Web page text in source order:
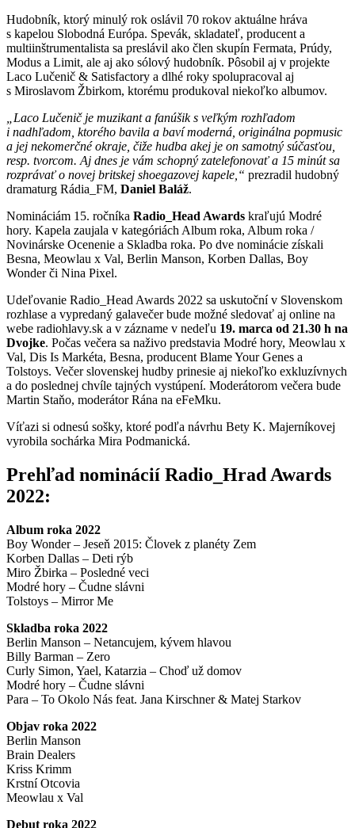
Hudobník, ktorý minulý rok oslávil 70 rokov aktuálne hráva
s kapelou Slobodná Európa. Spevák, skladateľ, producent a
multiinštrumen­talista sa preslávil ako člen skupín Fermata, Prúdy,
Modus a Limit, ale aj ako sólový hudobník. Pôsobil aj v projekte
Laco Lučenič & Satisfactory a dlhé roky spolupracoval aj
s Miroslavom Žbirkom, ktorému produkoval niekoľko albumov.
„Laco Lučenič je muzikant a fanúšik s veľkým rozhľadom
i nadhľadom, ktorého bavila a baví moderná, originálna popmusic
a jej nekomerčné okraje, čiže hudba akej je on samotný súčasťou,
resp. tvorcom. Aj dnes je vám schopný zatelefonovať a 15 minút sa
rozprávať o novej britskej shoegazovej kapele,“ prezradil hudobný
dramaturg Rádia_FM, Daniel Baláž.
Nomináciám 15. ročníka Radio_Head Awards kraľujú Modré
hory. Kapela zaujala v kategóriách Album roka, Album roka /
Novinárske Ocenenie a Skladba roka. Po dve nominácie získali
Besna, Meowlau x Val, Berlin Manson, Korben Dallas, Boy
Wonder či Nina Pixel.
Udeľovanie Radio_Head Awards 2022 sa uskutoční v Slovenskom
rozhlase a vypredaný galavečer bude možné sledovať aj online na
webe radiohlavy.sk a v zázname v nedeľu 19. marca od 21.30 h na
Dvojke. Počas večera sa naživo predstavia Modré hory, Meowlau x
Val, Dis Is Markéta, Besna, producent Blame Your Genes a
Tolstoys. Večer slovenskej hudby prinesie aj niekoľko exkluzívnych
a do poslednej chvíle tajných vystúpení. Moderátorom večera bude
Martin Staňo, moderátor Rána na eFeMku.
Víťazi si odnesú sošky, ktoré podľa návrhu Bety K. Majerníkovej
vyrobila sochárka Mira Podmanická.
Prehľad nominácií Radio_Hrad Awards
2022:
Album roka 2022
Boy Wonder – Jeseň 2015: Človek z planéty Zem
Korben Dallas – Deti rýb
Miro Žbirka – Posledné veci
Modré hory – Čudne slávni
Tolstoys – Mirror Me
Skladba roka 2022
Berlin Manson – Netancujem, kývem hlavou
Billy Barman – Zero
Curly Simon, Yael, Katarzia – Choď už domov
Modré hory – Čudne slávni
Para – To Okolo Nás feat. Jana Kirschner & Matej Starkov
Objav roka 2022
Berlin Manson
Brain Dealers
Kriss Krimm
Krstní Otcovia
Meowlau x Val
Debut roka 2022